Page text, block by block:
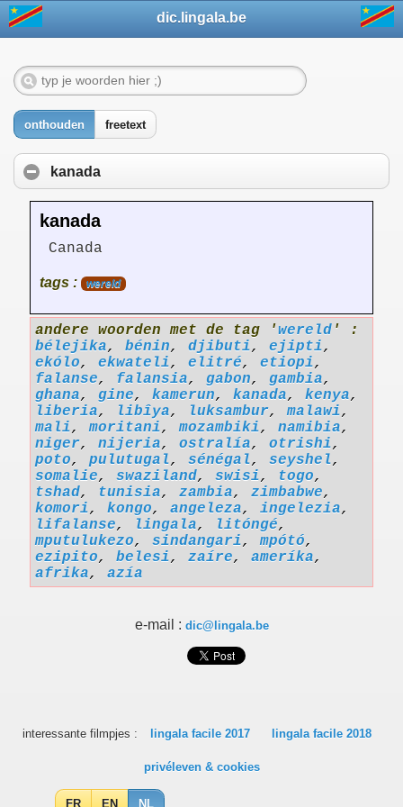
dic.lingala.be
onthouden freetext
kanada
kanada
Canada
tags : wereld
andere woorden met de tag 'wereld ' :
bélejika, bénin, djibuti, ejipti,
ekólo, ekwateli, elitré, etiopi,
falanse, falansia, gabon, gambia,
ghana, gine, kamerun, kanada, kenya,
liberia, libîya, luksambur,malawi,
mali,moritani,mozambiki, namibia,
niger, nijeria, ostralía, otrishi,
poto, pulutugal, sénégal, seyshel,
somalie, swaziland, swisi, togo,
tshad, tunisia, zambia, zimbabwe,
komori, kongo, angeleza, ingelezia,
lifalanse, lingala, litóngé,
mputulukezo, sindangari,mpótó,
ezipito, belesi, zaíre, ameríka,
afrika, azía
e-mail : dic@lingala.be
interessante filmpjes : lingala facile 2017 lingala facile 2018
privéleven & cookies